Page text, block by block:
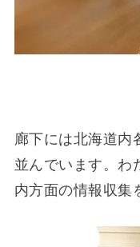
廊下には北海道内
並んでいます。わ
内方面の情報収集